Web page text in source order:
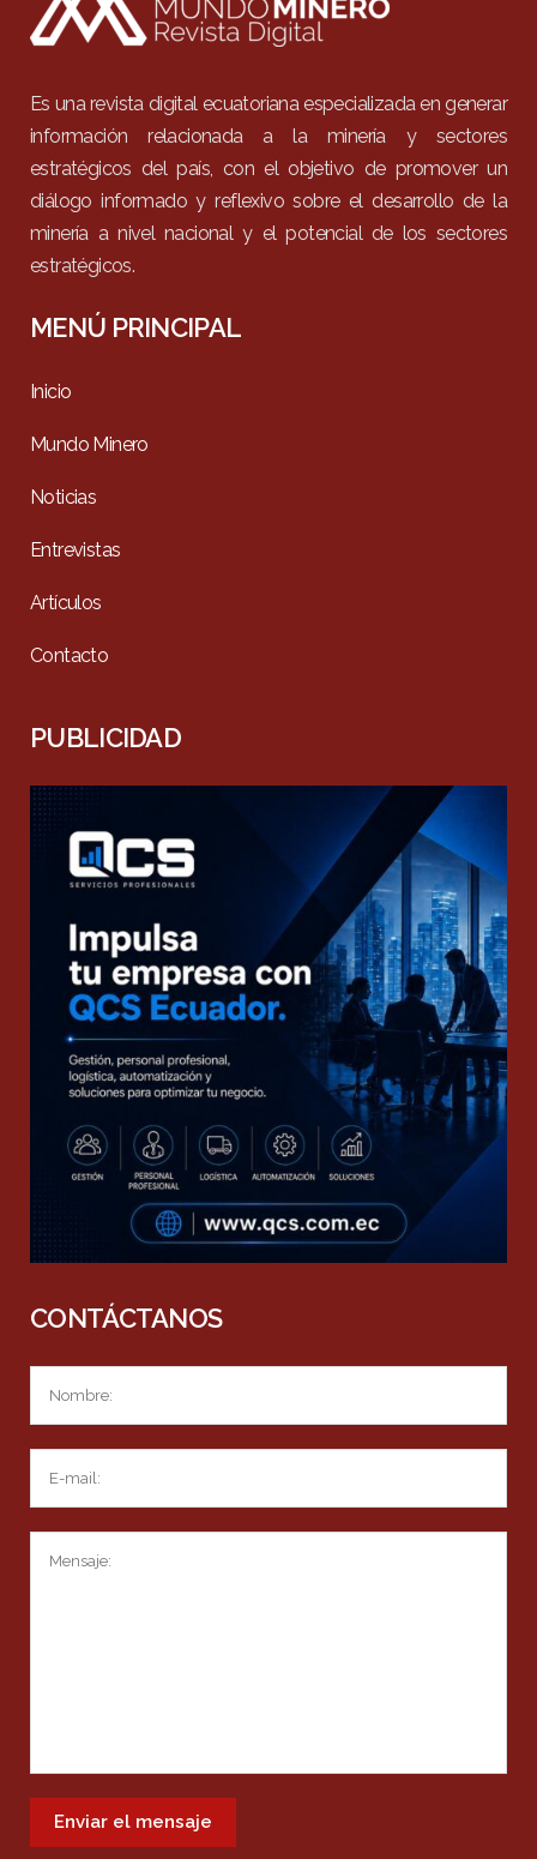
Es una revista digital ecuatoriana especializada en generar
información relacionada a la minería y sectores
estratégicos del país, con el objetivo de promover un
diálogo informado y reflexivo sobre el desarrollo de la
minería a nivel nacional y el potencial de los sectores
estratégicos.
MENÚ PRINCIPAL
Inicio
Mundo Minero
Noticias
Entrevistas
Artículos
Contacto
PUBLICIDAD
CONTÁCTANOS